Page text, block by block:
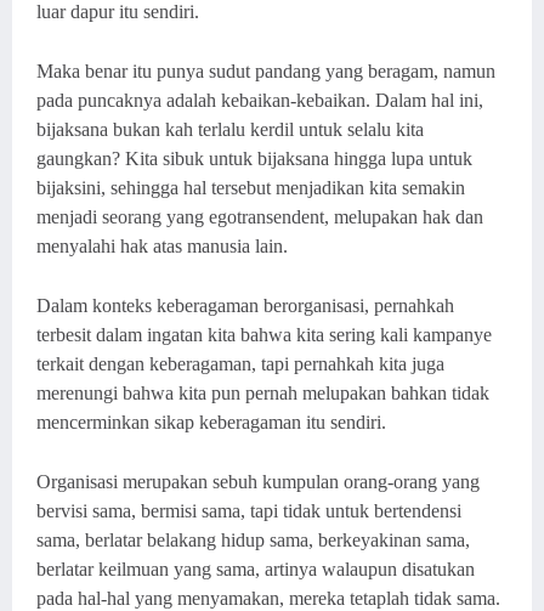
luar dapur itu sendiri.
Maka benar itu punya sudut pandang yang beragam, namun
pada puncaknya adalah kebaikan-kebaikan. Dalam hal ini,
bijaksana bukan kah terlalu kerdil untuk selalu kita
gaungkan? Kita sibuk untuk bijaksana hingga lupa untuk
bijaksini, sehingga hal tersebut menjadikan kita semakin
menjadi seorang yang egotransendent, melupakan hak dan
menyalahi hak atas manusia lain.
Dalam konteks keberagaman berorganisasi, pernahkah
terbesit dalam ingatan kita bahwa kita sering kali kampanye
terkait dengan keberagaman, tapi pernahkah kita juga
merenungi bahwa kita pun pernah melupakan bahkan tidak
mencerminkan sikap keberagaman itu sendiri.
Organisasi merupakan sebuh kumpulan orang-orang yang
bervisi sama, bermisi sama, tapi tidak untuk bertendensi
sama, berlatar belakang hidup sama, berkeyakinan sama,
berlatar keilmuan yang sama, artinya walaupun disatukan
pada hal-hal yang menyamakan, mereka tetaplah tidak sama.